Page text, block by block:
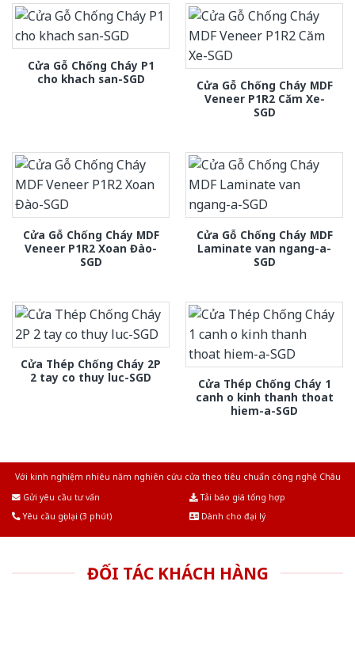
Cửa Gỗ Chống Cháy P1
cho khach san-SGD
Cửa Gỗ Chống Cháy MDF
Veneer P1R2 Căm Xe-
SGD
Cửa Gỗ Chống Cháy MDF
Veneer P1R2 Xoan Đào-
SGD
Cửa Gỗ Chống Cháy MDF
Laminate van ngang-a-
SGD
Cửa Thép Chống Cháy 2P
2 tay co thuy luc-SGD
Cửa Thép Chống Cháy 1
canh o kinh thanh thoat
hiem-a-SGD
Với kinh nghiệm nhiêu năm nghiên cứu cửa theo tiêu chuẩn công nghệ Châu
Gửi yêu cầu tư vấn
Tải báo giá tổng hợp
Yêu cầu gọi lại (3 phút)
Dành cho đại lý
ĐỐI TÁC KHÁCH HÀNG